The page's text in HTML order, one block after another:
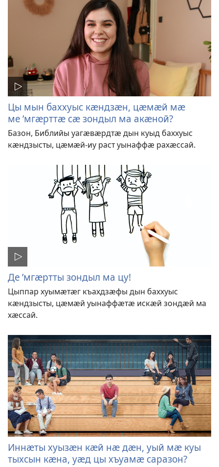
Цы мын баххуыс кӕндзӕн, цӕмӕй мӕ
ме ’мгӕрттӕ сӕ зондыл ма акӕной?
Базон, Библийы уагӕвӕрдтӕ дын куыд баххуыс
кӕндзысты, цӕмӕй-иу раст уынаффӕ рахӕссай.
Де ’мгӕртты зондыл ма цу!
Цыппар хуымӕтӕг къахдзӕфы дын баххуыс
кӕндзысты, цӕмӕй уынаффӕтӕ искӕй зондӕй ма
хӕссай.
Иннӕты хуызӕн кӕй нӕ дӕн, уый мӕ куы
тыхсын кӕна, уӕд цы хъуамӕ саразон?